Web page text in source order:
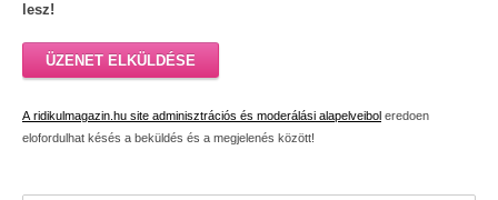
lesz!
ÜZENET ELKÜLDÉSE
A ridikulmagazin.hu site adminisztrációs és moderálási alapelveibol eredoen
elofordulhat késés a beküldés és a megjelenés között!